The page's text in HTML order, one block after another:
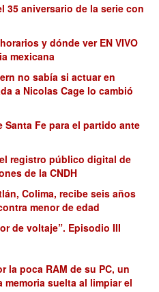
35 aniversario de la serie con
y dónde ver EN VIVO
mexicana
no sabía si actuar en
a Nicolas Cage lo cambió
Fe para el partido ante
registro público digital de
de la CNDH
Colima, recibe seis años
menor de edad
de voltaje”. Episodio III
la poca RAM de su PC, un
suelta al limpiar el